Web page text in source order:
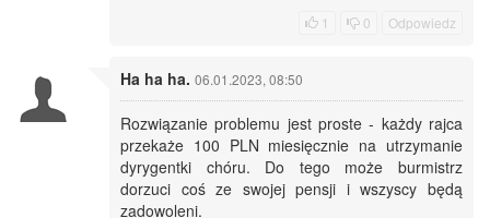
1 0 Odpowiedz
Ha ha ha. 06.01.2023, 08:50
Rozwiązanie problemu jest proste - każdy rajca
przekaże 100 PLN miesięcznie na utrzymanie
dyrygentki chóru. Do tego może burmistrz
dorzuci coś ze swojej pensji i wszyscy będą
zadowoleni.